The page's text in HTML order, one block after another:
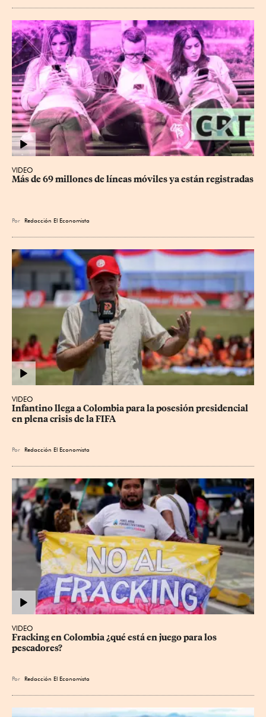
VIDEO
Más de 69 millones de líneas móviles ya están registradas
Por Redacción El Economista
VIDEO
Infantino llega a Colombia para la posesión presidencial
en plena crisis de la FIFA
Por Redacción El Economista
VIDEO
Fracking en Colombia ¿qué está en juego para los
pescadores?
Por Redacción El Economista